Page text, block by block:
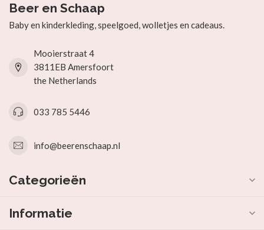
Beer en Schaap
Baby en kinderkleding, speelgoed, wolletjes en cadeaus.
Mooierstraat 4
3811EB Amersfoort
the Netherlands
033 785 5446
info@beerenschaap.nl
Categorieën
Informatie